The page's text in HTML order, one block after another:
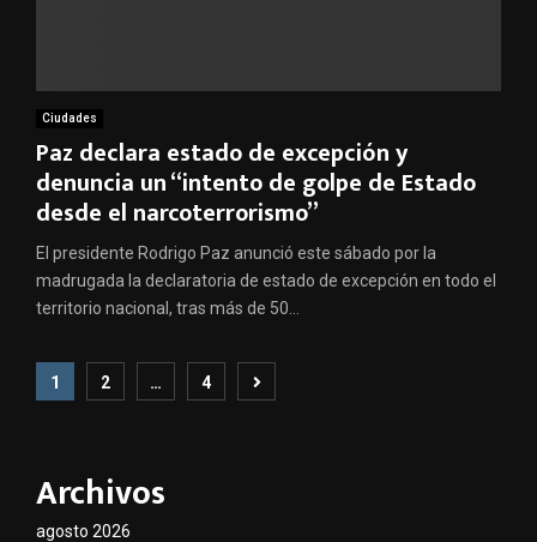
Ciudades
Paz declara estado de excepción y
denuncia un “intento de golpe de Estado
desde el narcoterrorismo”
El presidente Rodrigo Paz anunció este sábado por la
madrugada la declaratoria de estado de excepción en todo el
territorio nacional, tras más de 50...
Paginación
entradas
1 2 … 4
Archivos
agosto 2026